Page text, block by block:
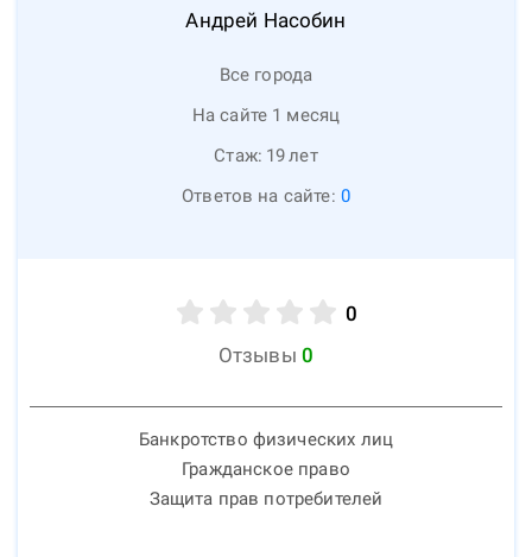
Андрей Насобин
Все города
На сайте 1 месяц
Стаж: 19лет
Ответов на сайте: 0
0
Отзывы 0
Банкротство физических лиц
Гражданское право
Защита прав потребителей